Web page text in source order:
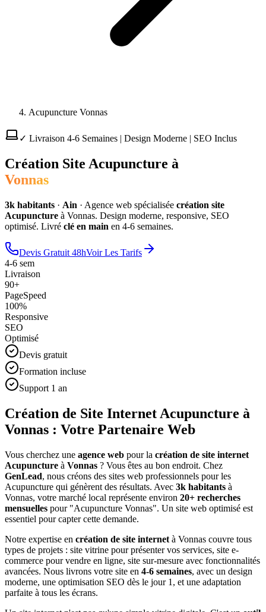
Acupuncture Vonnas
✓ Livraison 4-6 Semaines | Design Moderne | SEO Inclus
Création Site Acupuncture à
Vonnas
3k habitants · Ain · Agence web spécialisée création site
Acupuncture à Vonnas. Design moderne, responsive, SEO
optimisé. Livré clé en main en 4-6 semaines.
Devis Gratuit 48hVoir Les Tarifs
4-6 sem
Livraison
90+
PageSpeed
100%
Responsive
SEO
Optimisé
Devis gratuit
Formation incluse
Support 1 an
Création de Site Internet Acupuncture à
Vonnas : Votre Partenaire Web
Vous cherchez une agence web pour la création de site internet
Acupuncture à Vonnas ? Vous êtes au bon endroit. Chez
GenLead, nous créons des sites web professionnels pour les
Acupuncture qui génèrent des résultats. Avec 3k habitants à
Vonnas, votre marché local représente environ 20+ recherches
mensuelles pour "Acupuncture Vonnas". Un site web optimisé est
essentiel pour capter cette demande.
Notre expertise en création de site internet à Vonnas couvre tous
types de projets : site vitrine pour présenter vos services, site e-
commerce pour vendre en ligne, site sur-mesure avec fonctionnalités
avancées. Nous livrons votre site en 4-6 semaines, avec un design
moderne, une optimisation SEO dès le jour 1, et une adaptation
parfaite à tous les écrans.